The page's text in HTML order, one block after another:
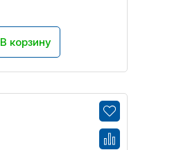
В корзину